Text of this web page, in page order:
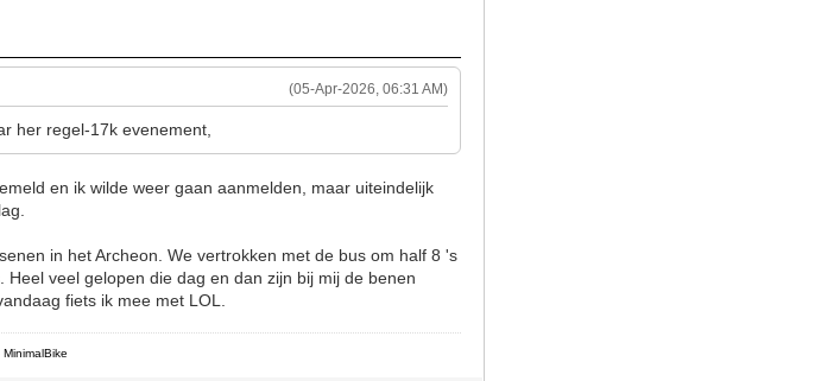
(05-Apr-2026, 06:31 AM)
her regel-17k evenement,
en ik wilde weer gaan aanmelden, maar uiteindelijk
in het Archeon. We vertrokken met de bus om half 8 's
veel gelopen die dag en dan zijn bij mij de benen
fiets ik mee met LOL.